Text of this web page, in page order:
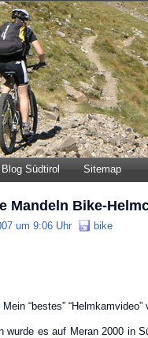
Südtirol Sitemap
Mandeln Bike-
um 9:06 Uhr bike
“bestes”
wurde es auf Meran 2000 in